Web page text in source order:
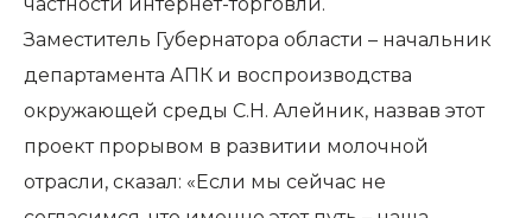
Заместитель Губернатора области – начальник
департамента АПК и воспроизводства
окружающей среды С.Н. Алейник, назвав этот
проект прорывом в развитии молочной
отрасли, сказал: «Если мы сейчас не